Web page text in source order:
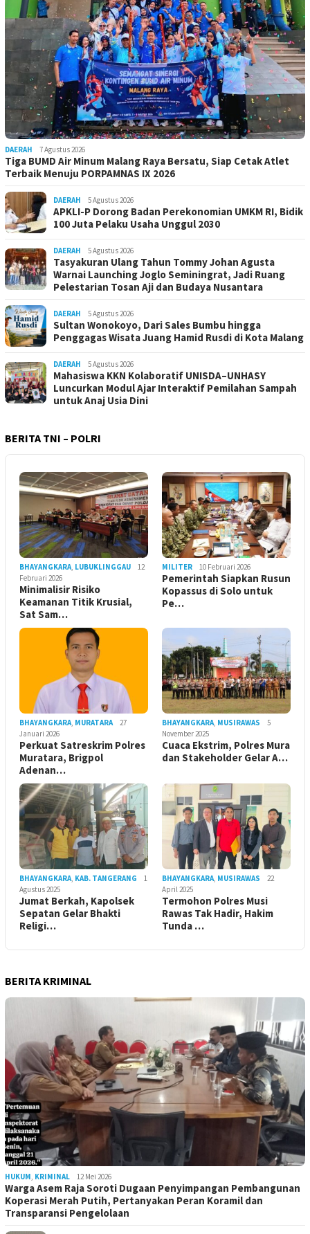
DAERAH 7 Agustus 2026
Tiga BUMD Air Minum Malang Raya Bersatu, Siap Cetak Atlet
Terbaik Menuju PORPAMNAS IX 2026
DAERAH 5 Agustus 2026
APKLI-P Dorong Badan Perekonomian UMKM RI, Bidik
100 Juta Pelaku Usaha Unggul 2030
DAERAH 5 Agustus 2026
Tasyakuran Ulang Tahun Tommy Johan Agusta
Warnai Launching Joglo Seminingrat, Jadi Ruang
Pelestarian Tosan Aji dan Budaya Nusantara
DAERAH 5 Agustus 2026
Sultan Wonokoyo, Dari Sales Bumbu hingga
Penggagas Wisata Juang Hamid Rusdi di Kota Malang
DAERAH 5 Agustus 2026
Mahasiswa KKN Kolaboratif UNISDA–UNHASY
Luncurkan Modul Ajar Interaktif Pemilahan Sampah
untuk Anaj Usia Dini
BERITA TNI – POLRI
BHAYANGKARA, LUBUKLINGGAU
12
Februari 2026
Minimalisir Risiko
Keamanan Titik Krusial,
Sat Sam…
MILITER 10 Februari 2026
Pemerintah Siapkan Rusun
Kopassus di Solo untuk
Pe…
BHAYANGKARA, MURATARA
27
Januari 2026
Perkuat Satreskrim Polres
Muratara, Brigpol
Adenan…
BHAYANGKARA, MUSIRAWAS
5
November 2025
Cuaca Ekstrim, Polres Mura
dan Stakeholder Gelar A…
BHAYANGKARA, KAB. TANGERANG
1
Agustus 2025
Jumat Berkah, Kapolsek
Sepatan Gelar Bhakti
Religi…
BHAYANGKARA, MUSIRAWAS
22
April 2025
Termohon Polres Musi
Rawas Tak Hadir, Hakim
Tunda …
BERITA KRIMINAL
HUKUM, KRIMINAL 12 Mei 2026
Warga Asem Raja Soroti Dugaan Penyimpangan Pembangunan
Koperasi Merah Putih, Pertanyakan Peran Koramil dan
Transparansi Pengelolaan